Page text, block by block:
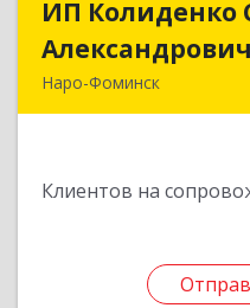
ИП Колиденко
Александрович
Наро-Фоминск
Клиентов на
ИП